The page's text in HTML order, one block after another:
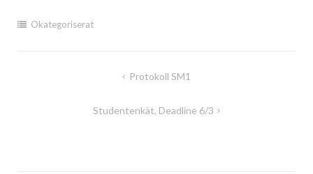
Okategoriserat
InläggsnavigeringProtokoll SM1
Studentenkät, Deadline 6/3